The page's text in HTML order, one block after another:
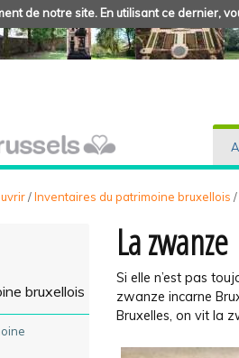
de notre site. En utilisant ce dernier,
/Inventaires du patrimoine bruxellois /
bruxellois
La zwanze
Si elle n’est pas
zwanze incarne
Bruxelles, on vit la